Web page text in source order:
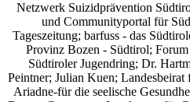
Netzwerk Suizidprävention
und Communityportal für
Tageszeitung; barfuss - das
Provinz Bozen - Südtirol;
Südtiroler Jugendring; Dr.
Peintner; Julian Kuen;
Ariadne-für die seelische